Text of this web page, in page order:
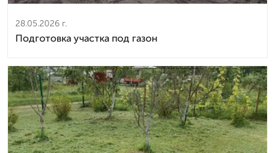
28.05.2026 г.
Подготовка участка под газон